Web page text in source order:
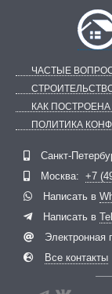
ЧАСТЫЕ
КАК
ПОЛИТИКА
Санкт-
Москва: +7
Написать в
Написать в
Электронная
Все контакты